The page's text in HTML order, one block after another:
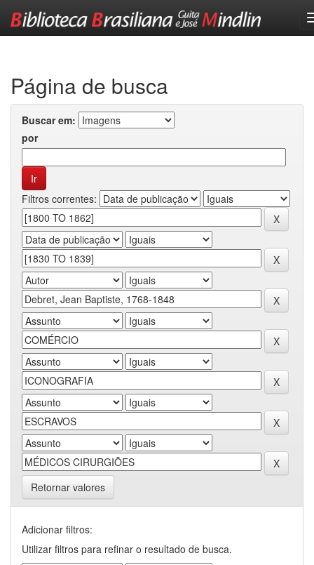
Página de busca
Buscar em:
por
Filtros correntes:
Retornar valores
Adicionar filtros:
Utilizar filtros para refinar o resultado de busca.